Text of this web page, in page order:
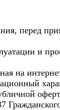
перед
и
на